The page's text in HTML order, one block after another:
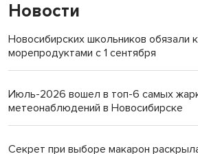
Новости
Новосибирских школьников обязали
морепродуктами с 1 сентября
Июль-2026 вошел в топ-6 самых
метеонаблюдений в Новосибирске
Секрет при выборе макарон